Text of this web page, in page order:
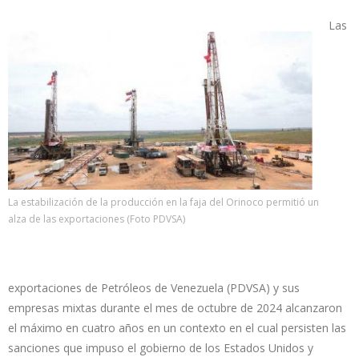
La estabilización de la producción en la faja del Orinoco permitió un
alza de las exportaciones (Foto PDVSA)
Las
exportaciones de Petróleos de Venezuela (PDVSA) y sus
empresas mixtas durante el mes de octubre de 2024 alcanzaron
el máximo en cuatro años en un contexto en el cual persisten las
sanciones que impuso el gobierno de los Estados Unidos y